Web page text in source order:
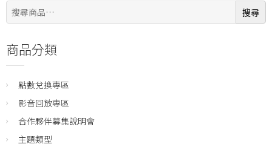
搜
尋:
搜尋
商品分類
點數兌換專區
影音回放專區
合作夥伴募集說明會
主題類型